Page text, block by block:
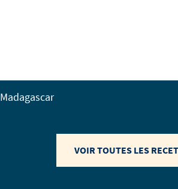
Madagascar
VOIR TOUTES LES